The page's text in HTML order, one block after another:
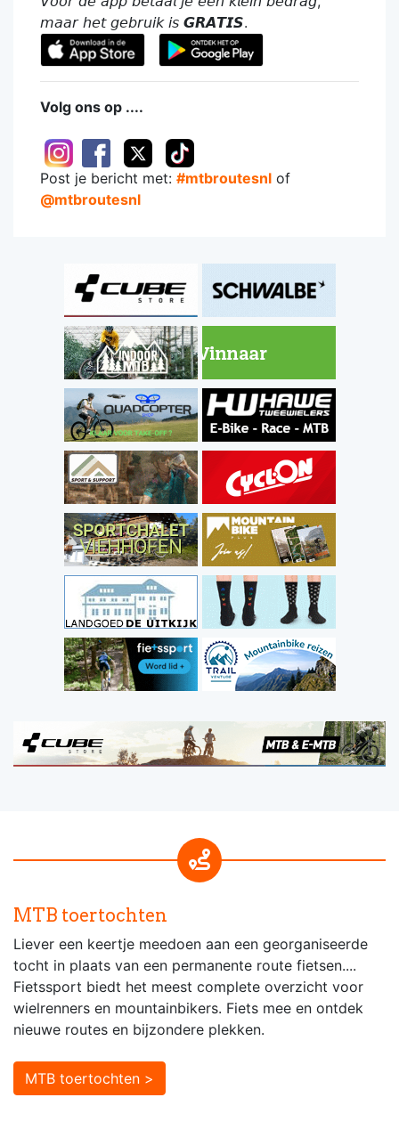
𝘮𝘢𝘢𝘳 𝘩𝘦𝘵 𝘨𝘦𝘣𝘳𝘶𝘪𝘬 𝘪𝘴 𝙂𝙍𝘼𝙏𝙄𝙎.
Volg ons op ....
Post je bericht met: #mtbroutesnl of
@mtbroutesnl
MTB toertochten
Liever een keertje meedoen aan een georganiseerde
tocht in plaats van een permanente route fietsen....
Fietssport biedt het meest complete overzicht voor
wielrenners en mountainbikers. Fiets mee en ontdek
nieuwe routes en bijzondere plekken.
MTB toertochten >